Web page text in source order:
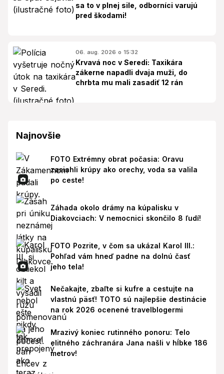
sa to v plnej sile, odborníci varujú
pred škodami!
06. aug. 2026 o 15:32
Krvavá noc v Seredi: Taxikára
zákerne napadli dvaja muži, do
chrbta mu mali zasadiť 12 rán
Najnovšie
FOTO Extrémny obrat počasia: Oravu
zasiahli krúpy ako orechy, voda sa valila
po ceste!
Záhada okolo drámy na kúpalisku v
Diakovciach: V nemocnici skončilo 8 ľudí!
FOTO Pozrite, v čom sa ukázal Karol III.:
Pohľad vám hneď padne na dolnú časť
jeho tela!
Nečakajte, zbaľte si kufre a cestujte na
vlastnú päsť! TOTO sú najlepšie destinácie
na rok 2026 ocenené travelblogermi
Mrazivý koniec rutinného ponoru: Telo
elitného záchranára Jana našli v hĺbke 186
metrov!